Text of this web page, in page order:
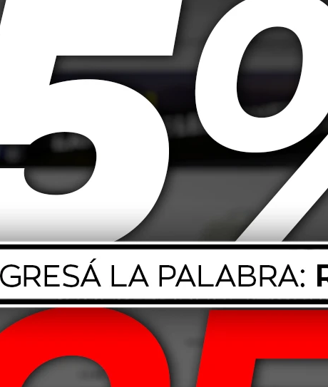
80W90 Mobil M-Lube HD-A
GL5
80W90 Mobil M-lube GX - GL4
USD